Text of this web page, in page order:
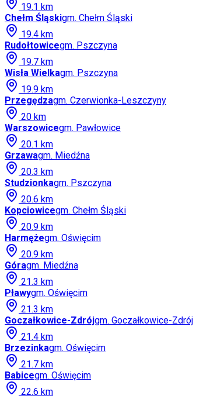
19.1 km
Chełm Śląskigm. Chełm Śląski
19.4 km
Rudołtowicegm. Pszczyna
19.7 km
Wisła Wielkagm. Pszczyna
19.9 km
Przegędzagm. Czerwionka-Leszczyny
20 km
Warszowicegm. Pawłowice
20.1 km
Grzawagm. Miedźna
20.3 km
Studzionkagm. Pszczyna
20.6 km
Kopciowicegm. Chełm Śląski
20.9 km
Harmężegm. Oświęcim
20.9 km
Góragm. Miedźna
21.3 km
Pławygm. Oświęcim
21.3 km
Goczałkowice-Zdrójgm. Goczałkowice-Zdrój
21.4 km
Brzezinkagm. Oświęcim
21.7 km
Babicegm. Oświęcim
22.6 km